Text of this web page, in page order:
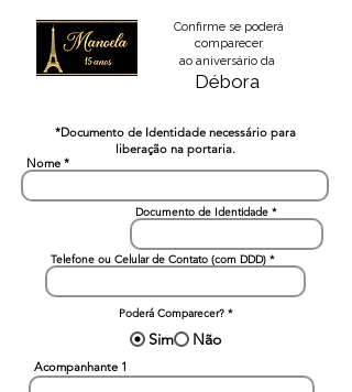
Confirme se poderá
comparecer
ao aniversário da
Débora
*Documento de Identidade necessário para
liberação na portaria.
Nome
Documento de Identidade
Telefone ou Celular de Contato (com DDD)
Poderá Comparecer? *
Sim Não
Acompanhante 1